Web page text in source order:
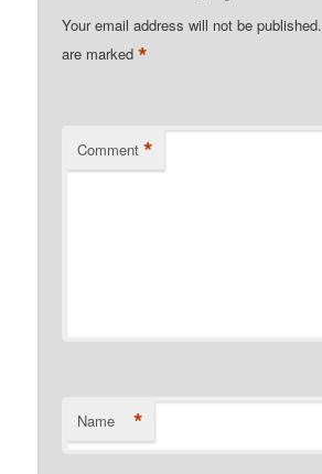
Your email address will not be published.
are marked*
Comment *
Name *